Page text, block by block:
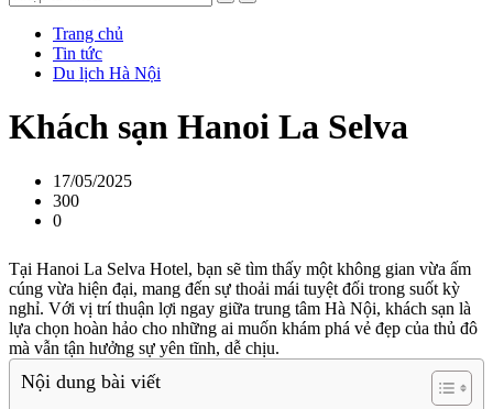
Trang chủ
Tin tức
Du lịch Hà Nội
Khách sạn Hanoi La Selva
17/05/2025
300
0
Tại Hanoi La Selva Hotel, bạn sẽ tìm thấy một không gian vừa ấm
cúng vừa hiện đại, mang đến sự thoải mái tuyệt đối trong suốt kỳ
nghỉ. Với vị trí thuận lợi ngay giữa trung tâm Hà Nội, khách sạn là
lựa chọn hoàn hảo cho những ai muốn khám phá vẻ đẹp của thủ đô
mà vẫn tận hưởng sự yên tĩnh, dễ chịu.
Nội dung bài viết